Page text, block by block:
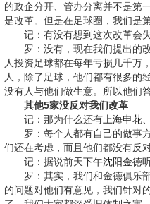
的政企分开、管办分离并不是第
是改革。但是在足球圈，我们是
记：有没有想到这次改革会失
罗：没有，现在我们提出的改
人投资足球都在每年亏损几千万
人，除了足球，他们都有很多的
没有人与他们做生意。所以他们
其他5家没反对我们改革
记：那为什么还有上海申花、
罗：每个人都有自己的做事方
们还在考虑，而且他们都没有反对
记：据说前天下午沈阳金德
罗：其实，我们和金德俱乐部
的问题对他们有意见，我们针对